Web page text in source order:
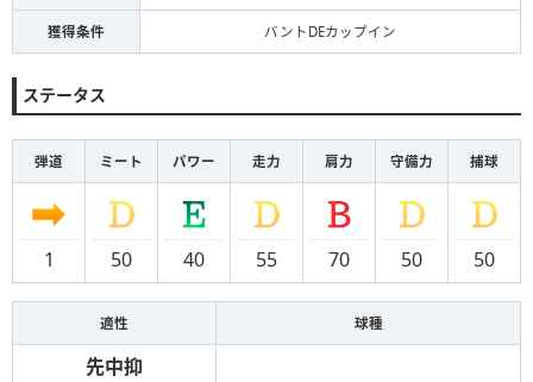
獲得条件 バントDEカップイン
ステータス
弾道 ミート パワー 走力 肩力 守備力 捕球
1 50 40 55 70 50 50
適性 球種
先中抑